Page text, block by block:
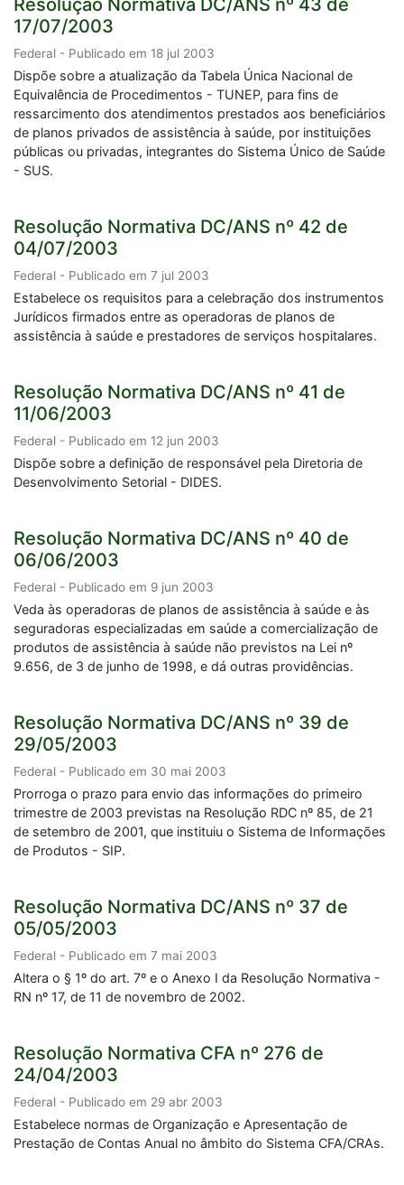
Resolução Normativa DC/ANS nº 43 de
17/07/2003
Federal - Publicado em 18 jul 2003
Dispõe sobre a atualização da Tabela Única Nacional de
Equivalência de Procedimentos - TUNEP, para fins de
ressarcimento dos atendimentos prestados aos beneficiários
de planos privados de assistência à saúde, por instituições
públicas ou privadas, integrantes do Sistema Único de Saúde
- SUS.
Resolução Normativa DC/ANS nº 42 de
04/07/2003
Federal - Publicado em 7 jul 2003
Estabelece os requisitos para a celebração dos instrumentos
Jurídicos firmados entre as operadoras de planos de
assistência à saúde e prestadores de serviços hospitalares.
Resolução Normativa DC/ANS nº 41 de
11/06/2003
Federal - Publicado em 12 jun 2003
Dispõe sobre a definição de responsável pela Diretoria de
Desenvolvimento Setorial - DIDES.
Resolução Normativa DC/ANS nº 40 de
06/06/2003
Federal - Publicado em 9 jun 2003
Veda às operadoras de planos de assistência à saúde e às
seguradoras especializadas em saúde a comercialização de
produtos de assistência à saúde não previstos na Lei nº
9.656, de 3 de junho de 1998, e dá outras providências.
Resolução Normativa DC/ANS nº 39 de
29/05/2003
Federal - Publicado em 30 mai 2003
Prorroga o prazo para envio das informações do primeiro
trimestre de 2003 previstas na Resolução RDC nº 85, de 21
de setembro de 2001, que instituiu o Sistema de Informações
de Produtos - SIP.
Resolução Normativa DC/ANS nº 37 de
05/05/2003
Federal - Publicado em 7 mai 2003
Altera o § 1º do art. 7º e o Anexo I da Resolução Normativa -
RN nº 17, de 11 de novembro de 2002.
Resolução Normativa CFA nº 276 de
24/04/2003
Federal - Publicado em 29 abr 2003
Estabelece normas de Organização e Apresentação de
Prestação de Contas Anual no âmbito do Sistema CFA/CRAs.